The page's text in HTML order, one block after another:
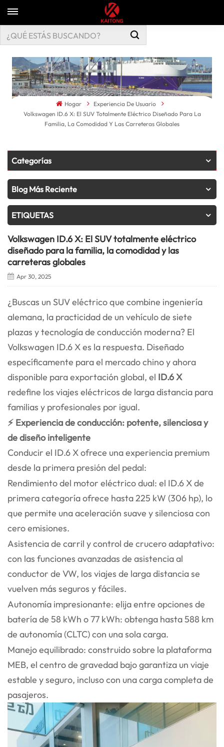
Hogar
Experiencia De Usuario
Volkswagen ID.6 X: El SUV Totalmente Eléctrico Diseñado Para La
Familia, La Comodidad Y Las Carreteras Globales
Categorías
Blog Más Reciente
ETIQUETAS
Volkswagen ID.6 X: El SUV totalmente eléctrico
diseñado para la familia, la comodidad y las
carreteras globales
Apr 30, 2025
¿Buscas un SUV eléctrico que combine ingeniería
alemana, la practicidad de un vehículo de siete
plazas y tecnología de conducción moderna? El
Volkswagen ID.6 X es la respuesta. Diseñado
específicamente para el mercado chino y ahora
disponible para exportación global, el ID.6 X
redefine los viajes eléctricos de larga distancia para
familias y profesionales por igual.
⚡ Experiencia de conducción: potente, silenciosa y
de diseño inteligente
Conducir el ID.6 X ofrece una experiencia premium
desde la primera presión del pedal:
Rendimiento del motor eléctrico dual: el ID.6 X de
primera categoría ofrece hasta 225 kW (306 hp), lo
que permite una aceleración suave y silenciosa con
cero emisiones.
Asistencia de carril y control de crucero adaptativo:
con las funciones avanzadas de asistencia al
conductor de VW, los viajes de larga distancia se
vuelven más seguros y fáciles.
Autonomía impresionante: elija entre opciones de
batería de 58 kWh o 77 kWh: obtenga hasta 588 km
de autonomía (CLTC) con una sola carga.
Manejo equilibrado: construido sobre la plataforma
MEB, el centro de gravedad bajo garantiza un viaje
estable y seguro, incluso con una carga completa de
pasajeros.